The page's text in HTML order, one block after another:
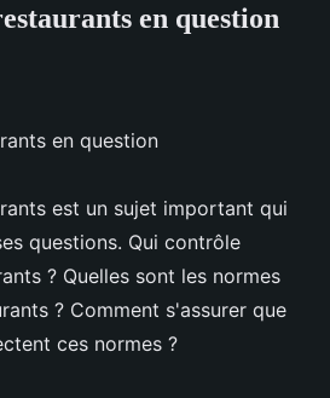
en question
en question
est un sujet important qui
questions. Qui contrôle
? Quelles sont les normes
? Comment s'assurer que
ces normes ?